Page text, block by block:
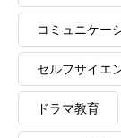
コミュニケー
セルフサイエ
ドラマ教育